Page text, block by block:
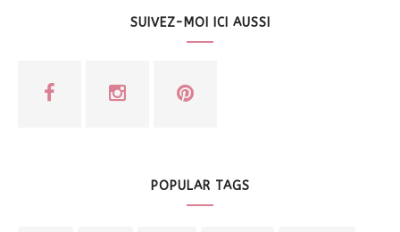
SUIVEZ-MOI ICI AUSSI
POPULAR TAGS